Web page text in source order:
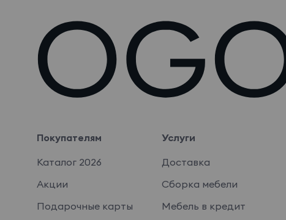
Покупателям
Каталог 2026
Акции
Подарочные карты
Услуги
Доставка
Сборка мебели
Мебель в кредит